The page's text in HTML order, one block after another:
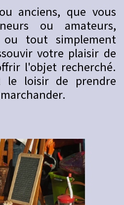
anciens, que vous
ou amateurs,
tout simplement
votre plaisir de
l'objet recherché.
le loisir de prendre